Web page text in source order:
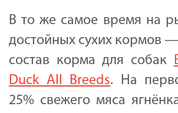
В то же самое время на
достойных сухих кормов —
состав корма для собак
Duck All Breeds. На
25% свежего мяса